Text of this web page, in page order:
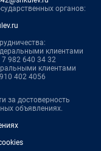
органов:
клиентами
7 982 640 34 32
клиентами
402 4056
за достоверность
объявлениях.